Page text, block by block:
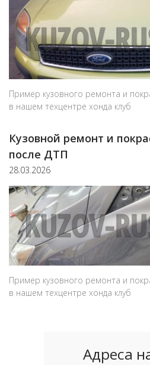
Пример кузовного ремонта и
в нашем техцентре хонда клуб
Кузовной ремонт и
после ДТП
28.03.2026
Пример кузовного ремонта и
в нашем техцентре хонда клуб
Адреса